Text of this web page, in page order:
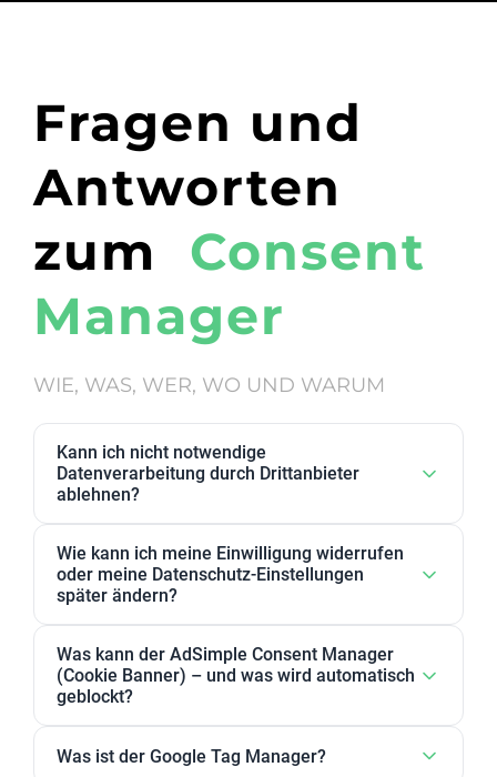
Fragen und
Antworten
zum Consent
Manager
WIE, WAS, WER, WO UND WARUM
Kann ich nicht notwendige
Datenverarbeitung durch Drittanbieter
ablehnen?
nicht notwendig eingestuft haben, kann in den
Datenschutz-Einstellungen abgelehnt werden. Sie
Zweckgruppen akzeptieren oder ablehnen.
Wie kann ich meine Einwilligung widerrufen
oder meine Datenschutz-Einstellungen
später ändern?
ändern. Außerdem können Sie Ihre Zustimmung
jederzeit widerrufen, indem Sie Ihre Einwilligungen
Was kann der AdSimple Consent Manager
(Cookie Banner) – und was wird automatisch
geblockt?
JavaScript-Lösung oder WordPress-Plugin verfügbar
Was ist der Google Tag Manager?